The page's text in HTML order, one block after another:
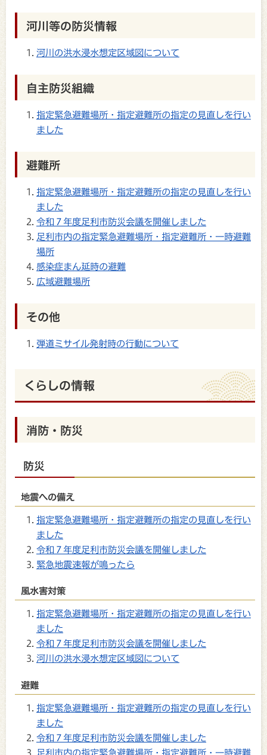
河川等の防災情報
河川の洪水浸水想定区域図について
自主防災組織
指定緊急避難場所・指定避難所の指定の見直しを行い
ました
避難所
指定緊急避難場所・指定避難所の指定の見直しを行い
ました
令和７年度足利市防災会議を開催しました
足利市内の指定緊急避難場所・指定避難所・一時避難
場所
感染症まん延時の避難
広域避難場所
その他
弾道ミサイル発射時の行動について
くらしの情報
消防・防災
防災
地震への備え
指定緊急避難場所・指定避難所の指定の見直しを行い
ました
令和７年度足利市防災会議を開催しました
緊急地震速報が鳴ったら
風水害対策
指定緊急避難場所・指定避難所の指定の見直しを行い
ました
令和７年度足利市防災会議を開催しました
河川の洪水浸水想定区域図について
避難
指定緊急避難場所・指定避難所の指定の見直しを行い
ました
令和７年度足利市防災会議を開催しました
足利市内の指定緊急避難場所・指定避難所・一時避難